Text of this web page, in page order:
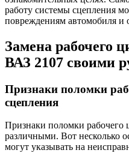
работу системы сцепления
повреждениям автомобиля и
Замена рабочего
ВАЗ 2107 своими
Признаки поломки
сцепления
Признаки поломки рабочего
различными. Вот несколько
могут указывать на